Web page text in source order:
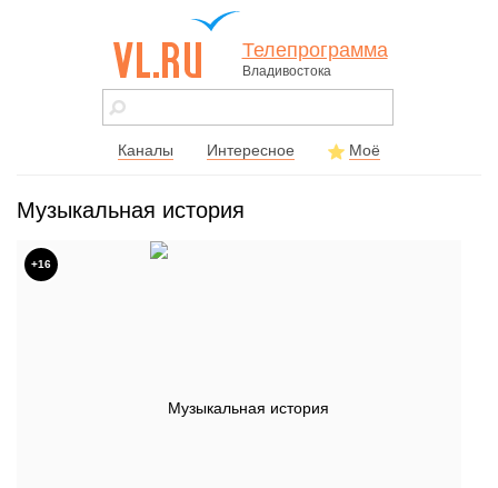
vl.ru - сайт
города
Телепрограмма
Владивостока
Каналы Интересное Моё
Музыкальная история
+16